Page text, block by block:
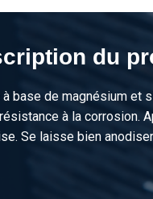
30152
0052-40152 Alu
du
base de magnésium et
à la corrosion.
Se laisse bien